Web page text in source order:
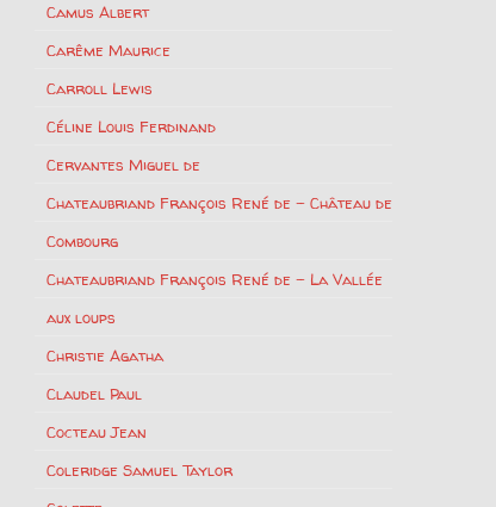
Camus Albert
Carême Maurice
Carroll Lewis
Céline Louis Ferdinand
Cervantes Miguel de
Chateaubriand François René de – Château de
Combourg
Chateaubriand François René de – La Vallée
aux loups
Christie Agatha
Claudel Paul
Cocteau Jean
Coleridge Samuel Taylor